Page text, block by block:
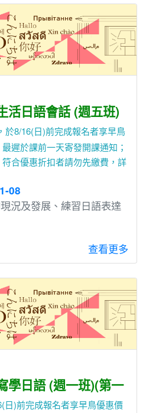
活日語會話 (週五班)
於8/16(日)前完成報名者享早鳥
遲於課前一天寄發開課通知；
合優惠折扣者請勿先繳費，詳
08
況及發展、練習日語表達
查看更多
學日語 (週一班)(第一
日)前完成報名者享早鳥優惠價